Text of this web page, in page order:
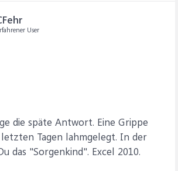
User
die späte Antwort. Eine Grippe
Tagen lahmgelegt. In der
das "Sorgenkind". Excel 2010.